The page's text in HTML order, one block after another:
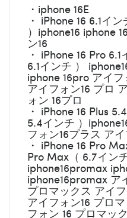
・iphone 16E
・ iPhone 16 6.1イ
）iphone16 iphone
ン16
・ iPhone 16 Pro
6.1インチ ）
iphone 16pro アイ
アイフォン16 プロ
ォン 16プロ
・ iPhone 16 Plus
5.4インチ ）
フォン16プラス ア
・ iPhone 16 Pro
Pro Max（ 6.7イン
iphone16promax
iphone16promax ア
プロマックス アイ
アイフォン16 プロ
フォン 16 プロマッ